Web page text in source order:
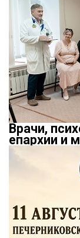
Врачи,
епархии и